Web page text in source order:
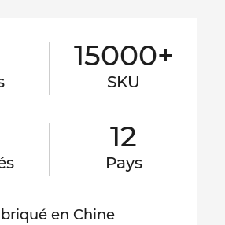
15000+
SKU
12
Pays
en Chine